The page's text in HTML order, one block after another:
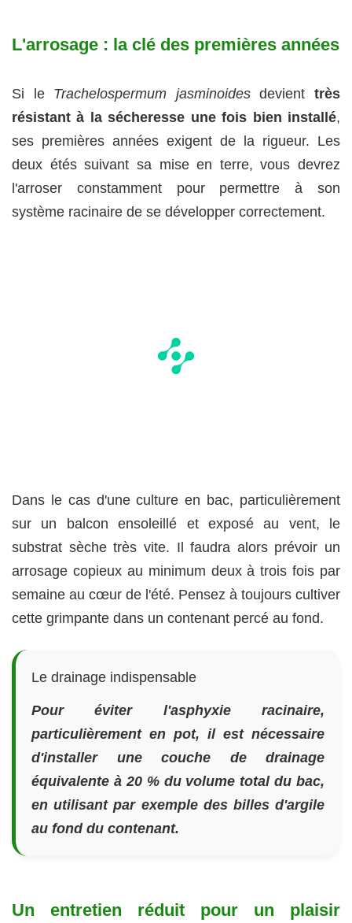
L'arrosage : la clé des premières années
Si le Trachelospermum jasminoidesdevienttrès
résistant à la sécheresse une fois bien installé,
ses premières années exigent de la rigueur. Les
deux étés suivant sa mise en terre, vous devrez
l'arroser constamment pour permettre à son
système racinaire de se développer correctement.
Dans le cas d'une culture en bac, particulièrement
sur un balcon ensoleillé et exposé au vent, le
substrat sèche très vite. Il faudra alors prévoir un
arrosage copieux au minimum deux à trois fois par
semaine au cœur de l'été. Pensez à toujours cultiver
cette grimpante dans un contenant percé au fond.
Le drainage indispensable
Pour éviter l'asphyxie racinaire,
particulièrement en pot, il est nécessaire
d'installer une couche de drainage
équivalente à 20 % du volume total du bac,
en utilisant par exemple des billes d'argile
au fond du contenant.
Un entretien réduit pour un plaisir